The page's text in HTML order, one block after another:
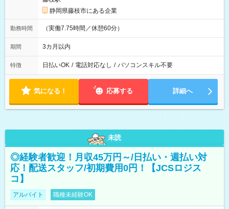
静岡県藤枝市にある企業
勤務時間 （実働7.75時間／休憩60分）
期間 3カ月以内
特徴 日払いOK / 電話対応なし / パソコンスキル不要
気になる！ 応募する 詳細へ
未読
◎経験者歓迎！月収45万円～/日払い・週払い対
応！配送スタッフ/初期費用0円！【JCSロジス
コ】
アルバイト 職種未経験OK